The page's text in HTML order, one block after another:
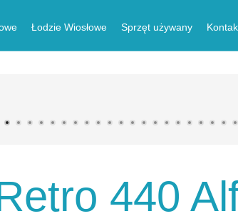
Łodzie Wiosłowe Sprzęt używany
440